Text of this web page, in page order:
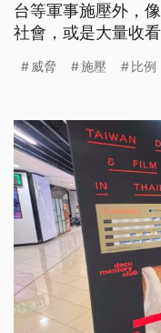
台等軍事施壓外，
社會，或是大量收
同年齡層對於中國
威脅 施壓 比例